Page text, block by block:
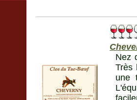
Nez
Très
une